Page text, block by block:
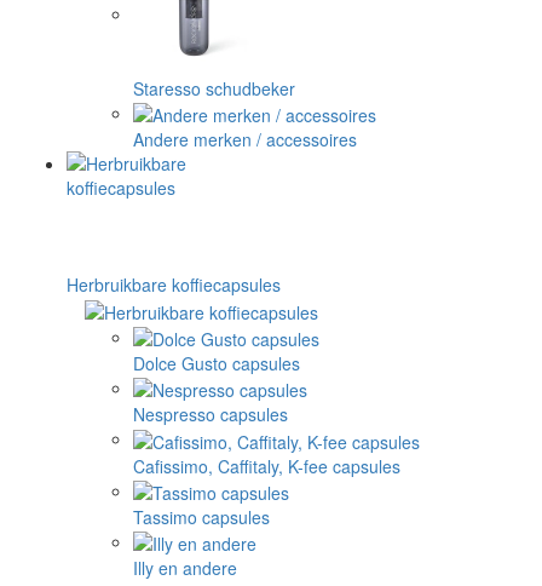
Staresso schudbeker
Andere merken / accessoires
Herbruikbare koffiecapsules
Dolce Gusto capsules
Nespresso capsules
Cafissimo, Caffitaly, K-fee capsules
Tassimo capsules
Illy en andere